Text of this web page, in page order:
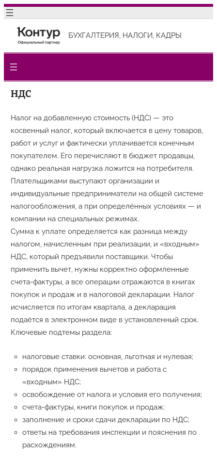
Перейти
содержимому
БУХГАЛТЕРИЯ, НАЛОГИ, КАДРЫ
НДС
Налог на добавленную стоимость (НДС) — это
косвенный налог, который включается в цену товаров,
работ и услуг и фактически уплачивается конечным
покупателем. Его перечисляют в бюджет продавцы,
однако реальная нагрузка ложится на потребителя.
Плательщиками выступают организации и
индивидуальные предприниматели на общей системе
налогообложения, а при определённых условиях — и
компании на специальных режимах.
Сумма к уплате определяется как разница между
налогом, начисленным при реализации, и «входным»
НДС, который предъявили поставщики. Чтобы
применить вычет, нужны корректно оформленные
счета-фактуры, а все операции отражаются в книгах
покупок и продаж и в налоговой декларации. Налог
исчисляется по итогам квартала, а декларация
подаётся в электронном виде в установленный срок.
Ключевые подтемы раздела:
налоговые ставки: основная, льготная и нулевая;
порядок применения вычетов и работа с
«входным» НДС;
освобождение от налога и условия его получения;
счета-фактуры, книги покупок и продаж;
заполнение и сроки сдачи декларации по НДС;
ответы на требования инспекции и пояснения по
расхождениям.